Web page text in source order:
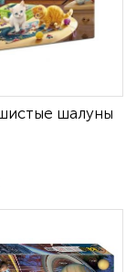
шалуны